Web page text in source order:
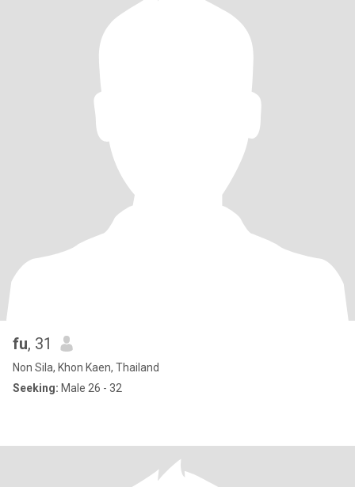
fu, 31
Non Sila, Khon Kaen, Thailand
Seeking: Male 26 - 32